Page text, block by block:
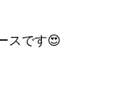
スです😍